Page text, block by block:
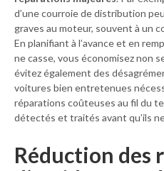
d’une courroie de distribution
graves au moteur, souvent à un
En planifiant à l’avance et en
ne casse, vous économisez non
évitez également des
voitures bien entretenues
réparations coûteuses au fil du
détectés et traités avant qu’ils
Réduction des